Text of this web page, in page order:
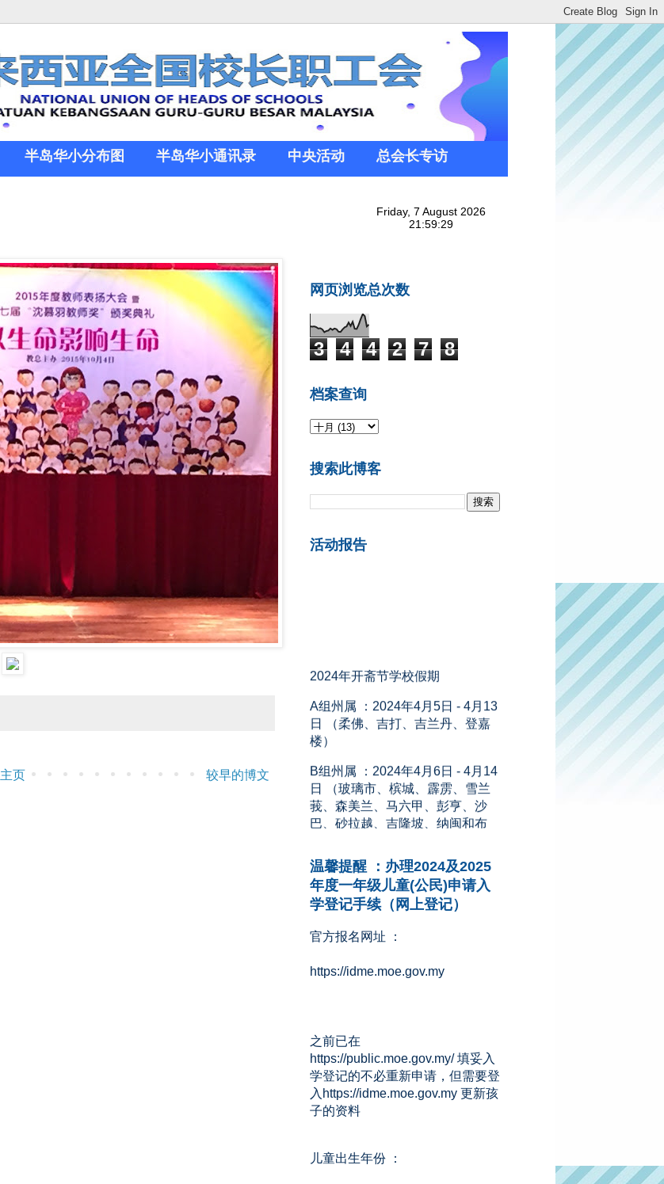
半岛华小分布图 半岛华小通讯录 中央活动 总会长专访
较早的博文
主页
网页浏览总次数
3 4 4 2 7 8
档案查询
搜索此博客
活动报告
A组州属 ：2024年4月5日 - 4月13
楼）
B组州属 ：2024年4月6日 - 4月14
莪、森美兰、马六甲、彭亨、沙
巴、砂拉越、吉隆坡、纳闽和布
城）
温馨提醒 ：办理2024及2025
年度一年级儿童(公民)申请入
学登记手续（网上登记）
官方报名网址 ：
https://idme.moe.gov.my
之前已在
https://public.moe.gov.my/ 填妥入
学登记的不必重新申请，但需要登
入https://idme.moe.gov.my 更新孩
子的资料
儿童出生年份 ：